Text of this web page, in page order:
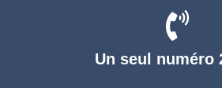
Un seul numéro